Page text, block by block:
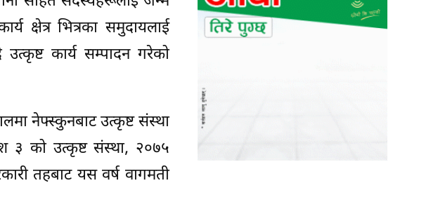
क्षेत्र भित्रका समुदायलाई
कार्य सम्पादन गरेको
नेफ्स्कुनबाट उत्कृष्ट संस्था
३ को उत्कृष्ट संस्था, २०७५
तहबाट यस वर्ष वागमती